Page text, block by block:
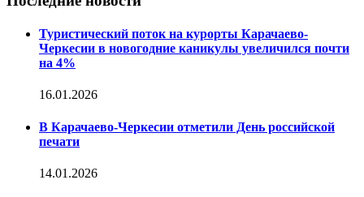
Туристический поток на курорты Карачаево-
Черкесии в новогодние каникулы увеличился почти
на 4%
16.01.2026
В Карачаево-Черкесии отметили День российской
печати
14.01.2026